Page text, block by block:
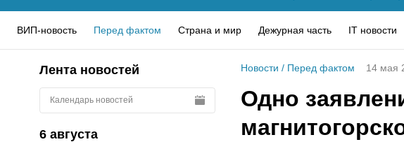
ВИП-новость Перед фактом Страна и мир Дежурная часть IT новости
Лента новостей
Календарь новостей
6 августа
Новости / Перед фактом 14 мая
Одно